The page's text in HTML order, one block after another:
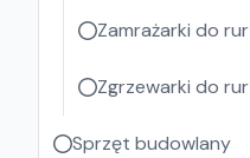
Zamrażarki do rur
Zgrzewarki do rur
Sprzęt budowlany